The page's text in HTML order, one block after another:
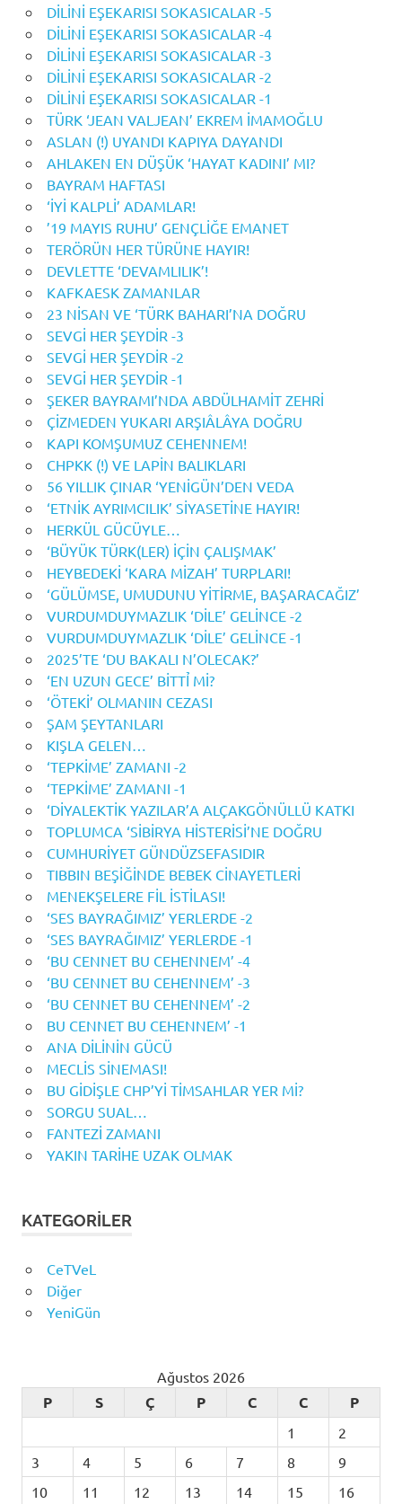
DİLİNİ EŞEKARISI SOKASICALAR -5
DİLİNİ EŞEKARISI SOKASICALAR -4
DİLİNİ EŞEKARISI SOKASICALAR -3
DİLİNİ EŞEKARISI SOKASICALAR -2
DİLİNİ EŞEKARISI SOKASICALAR -1
TÜRK ‘JEAN VALJEAN’ EKREM İMAMOĞLU
ASLAN (!) UYANDI KAPIYA DAYANDI
AHLAKEN EN DÜŞÜK ‘HAYAT KADINI’ MI?
BAYRAM HAFTASI
‘İYİ KALPLİ’ ADAMLAR!
’19 MAYIS RUHU’ GENÇLİĞE EMANET
TERÖRÜN HER TÜRÜNE HAYIR!
DEVLETTE ‘DEVAMLILIK’!
KAFKAESK ZAMANLAR
23 NİSAN VE ‘TÜRK BAHARI’NA DOĞRU
SEVGİ HER ŞEYDİR -3
SEVGİ HER ŞEYDİR -2
SEVGİ HER ŞEYDİR -1
ŞEKER BAYRAMI’NDA ABDÜLHAMİT ZEHRİ
ÇİZMEDEN YUKARI ARŞIÂLÂYA DOĞRU
KAPI KOMŞUMUZ CEHENNEM!
CHPKK (!) VE LAPİN BALIKLARI
56 YILLIK ÇINAR ‘YENİGÜN’DEN VEDA
‘ETNİK AYRIMCILIK’ SİYASETİNE HAYIR!
HERKÜL GÜCÜYLE…
‘BÜYÜK TÜRK(LER) İÇİN ÇALIŞMAK’
HEYBEDEKİ ‘KARA MİZAH’ TURPLARI!
‘GÜLÜMSE, UMUDUNU YİTİRME, BAŞARACAĞIZ’
VURDUMDUYMAZLIK ‘DİLE’ GELİNCE -2
VURDUMDUYMAZLIK ‘DİLE’ GELİNCE -1
2025’TE ‘DU BAKALI N’OLECAK?’
‘EN UZUN GECE’ BİTTỈ Mİ?
‘ÖTEKİ’ OLMANIN CEZASI
ŞAM ŞEYTANLARI
KIŞLA GELEN…
‘TEPKİME’ ZAMANI -2
‘TEPKİME’ ZAMANI -1
‘DİYALEKTİK YAZILAR’A ALÇAKGÖNÜLLÜ KATKI
TOPLUMCA ‘SİBİRYA HİSTERİSİ’NE DOĞRU
CUMHURİYET GÜNDÜZSEFASIDIR
TIBBIN BEŞİĞİNDE BEBEK CİNAYETLERİ
MENEKŞELERE FİL İSTİLASI!
‘SES BAYRAĞIMIZ’ YERLERDE -2
‘SES BAYRAĞIMIZ’ YERLERDE -1
‘BU CENNET BU CEHENNEM’ -4
‘BU CENNET BU CEHENNEM’ -3
‘BU CENNET BU CEHENNEM’ -2
BU CENNET BU CEHENNEM’ -1
ANA DİLİNİN GÜCÜ
MECLİS SİNEMASI!
BU GİDİŞLE CHP’Yİ TİMSAHLAR YER Mİ?
SORGU SUAL…
FANTEZİ ZAMANI
YAKIN TARİHE UZAK OLMAK
KATEGORILER
CeTVeL
Diğer
YeniGün
Ağustos 2026
P S Ç P C C P
1
2
3
4 5 6 7 8
9
10
11 12 13 14 15 16